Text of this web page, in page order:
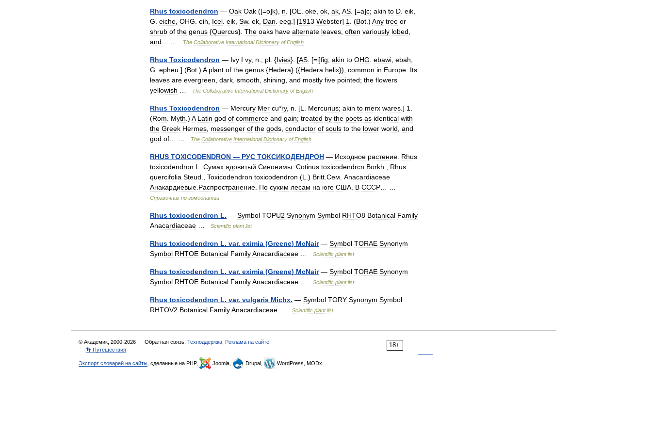
Rhus toxicodendron — Oak Oak ([=o]k), n . [OE oke ok ak AS . [=a]c; akin to D eik
G eiche OHG eih Icel eik Sw. ek Dan eeg .] [1913 Webster] 1 . (Bot .) Any tree or
shrub of the genus {Quercus}. The oaks have alternate leaves often variously lobed
and
The Collaborative International Dictionary of English
Rhus Toxicodendron — Ivy I vy, n .; pl . {Ivies}. [AS . [=i]fig; akin to OHG ebawi ebah
G epheu .] (Bot .) A plant of the genus {Hedera} ({Hedera helix}), common in Europe Its
leaves are evergreen dark smooth shining and mostly five pointed; the flowers
yellowish
The Collaborative International Dictionary of English
Rhus Toxicodendron — Mercury Mer cu*ry, n . [L Mercurius; akin to merx wares .] 1
(Rom Myth .) A Latin god of commerce and gain; treated by the poets as identical with
the Greek Hermes messenger of the gods conductor of souls to the lower world and
god of The Collaborative International Dictionary of English
RHUS TOXICODENDRON — РУС ТОКСИКОДЕНДРОН — Исходное растение Rhus
toxicodendron L Сумах ядовитый Синонимы Cotinus toxicodendrcn Borkh
Rhus
quercifolia Steud Toxicodendron toxicodendron (L .) Britt Сем Anacardiaceae
Анакардиевые Распространение По сухим лесам на юге США В СССР
Справочник по гомеопатии
Rhus toxicodendron L. — Symbol TOPU2 Synonym Symbol RHTO8 Botanical Family
Anacardiaceae
Scientific plant list
Rhus toxicodendron L. var. eximia (Greene) McNair— Symbol TORAE Synonym
Symbol RHTOE Botanical FamilyAnacardiaceae Scientific plant list
Rhus toxicodendron L. var. eximia (Greene) McNair— Symbol TORAE Synonym
Symbol RHTOE Botanical FamilyAnacardiaceae Scientific plant list
Rhus toxicodendron L. var. vulgaris Michx. — Symbol TORY Synonym Symbol
RHTOV2 Botanical FamilyAnacardiaceae Scientific plant list
18+
© Академик, 2000-2026 Обратная связь: Техподдержка Реклама на сайте
👣 Путешествия
Экспорт словарей на сайты , сделанные на PHP, Joomla, Drupal, WordPress, MODx.